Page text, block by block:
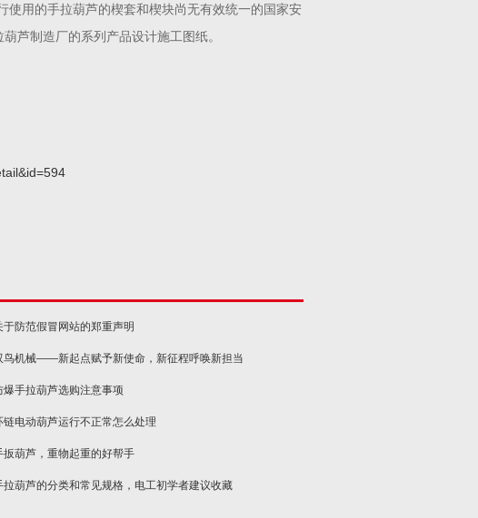
用的手拉葫芦的楔套和楔块尚无有效统一的国家安
芦制造厂的系列产品设计施工图纸。
防范假冒网站的郑重声明
机械——新起点赋予新使命，新征程呼唤新担当
手拉葫芦选购注意事项
电动葫芦运行不正常怎么处理
葫芦，重物起重的好帮手
葫芦的分类和常见规格，电工初学者建议收藏